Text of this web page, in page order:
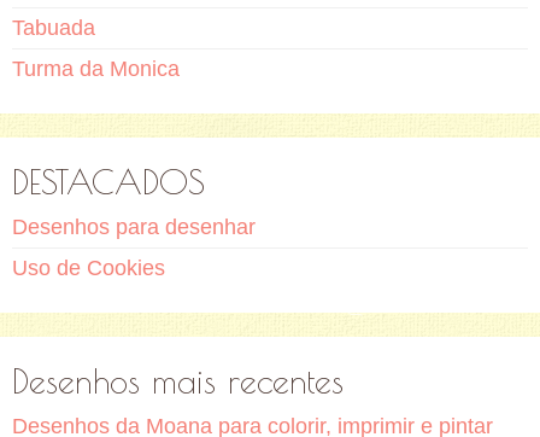
Tabuada
Turma da Monica
DESTACADOS
Desenhos para desenhar
Uso de Cookies
Desenhos mais recentes
Desenhos da Moana para colorir, imprimir e pintar